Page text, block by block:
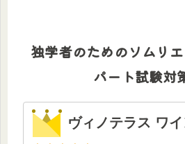
独学者のためのソムリ
パート試験対
ヴィノテラス ワ